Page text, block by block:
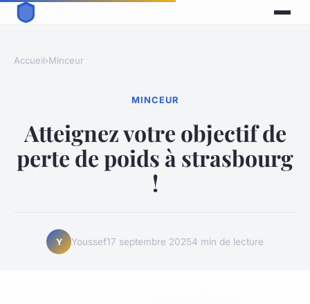
Accueil›Minceur
MINCEUR
Atteignez votre objectif de
perte de poids à strasbourg
!
Y Youssef17 septembre 20254 min de lecture